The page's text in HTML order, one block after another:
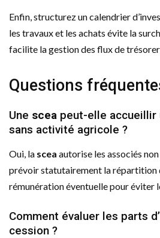
Enfin, structurez un calendrier
les travaux et les achats évite la
facilite la gestion des flux de
Questions
Une scea peut-elle accueillir
sans activité agricole ?
Oui, la scea autorise les associés
prévoir statutairement la répartition
rémunération éventuelle pour éviter
Comment évaluer les parts
cession ?